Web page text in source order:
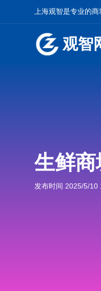
上海观智是专业的商
观智
生鲜
发布时间 2025/5/10